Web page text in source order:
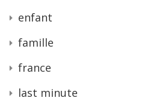
enfant
famille
france
last minute